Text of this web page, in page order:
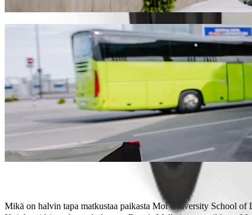
Bolt-palvelut paikasta Moi University
Paljon matkatavaraa? Varaa XL-pakettiauto jopa 6 henkilölle.
Haluatko matkustaa tyylikkäästi? Kokeile Boltin premium-
Matkustatko lasten kanssa? Tilaa lapsiystävällinen kyyti
Lemmikkisi mukana? Kokeile lemmikkiystävällisiä kyytiemme.
Tarvitsetko lisäapua? Assist-kategoriamme tarjoaa
Edulliset kyytit? Nauti kompakteista autoista edullisempaan
Lataa Bolt-sovellus
Mikä on halvin tapa matkustaa paikasta Moi University School of